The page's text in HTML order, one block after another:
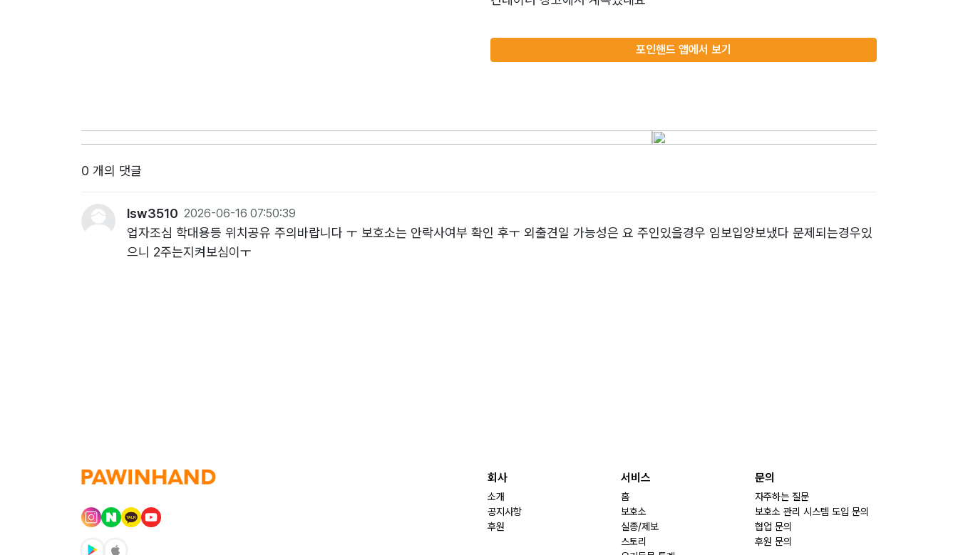
포인핸드 앱에서 보기
0 개의 댓글
lsw3510 2026-06-16 07:50:39
업자조심 학대용등 위치공유 주의바랍니다 ㅜ 보호소는 안락사여부 확인 후ㅜ 외출견일 가능성은 요 주인있을경우 임보입양보냈다 문제되는경우있
으니 2주는지켜보심이ㅜ
회사
소개
공지사항
후원
서비스
홈
보호소
실종/제보
스토리
문의
자주하는 질문
보호소 관리 시스템 도입 문의
협업 문의
후원 문의